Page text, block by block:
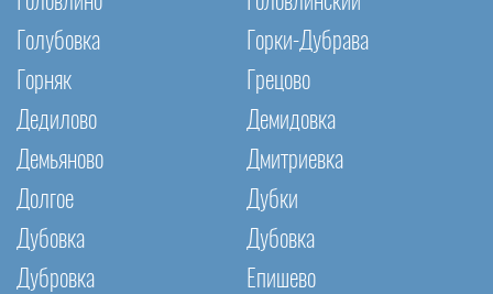
Голубовка
Горки-Дубрава
Горняк
Грецово
Дедилово
Демидовка
Демьяново
Дмитриевка
Долгое
Дубки
Дубовка
Дубовка
Дубровка
Епишево